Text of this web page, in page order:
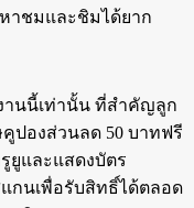
าชมและชิมได้ยาก
านนี้เท่านั้น ที่สำคัญลูก
ปองส่วนลด 50 บาทฟรี
ยูและแสดงบัตร
กนเพื่อรับสิทธิ์ได้ตลอด